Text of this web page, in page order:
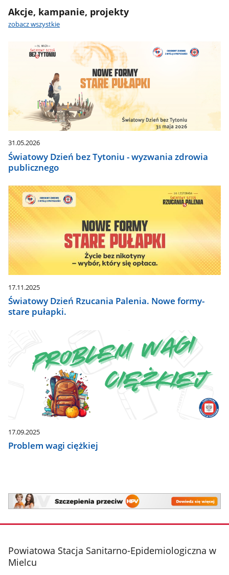
Akcje, kampanie, projekty
zobacz wszystkie
31.05.2026
Światowy Dzień bez Tytoniu - wyzwania zdrowia
publicznego
17.11.2025
Światowy Dzień Rzucania Palenia. Nowe formy-
stare pułapki.
17.09.2025
Problem wagi ciężkiej
Szczepienia
przeciw
HPV
stopka
Powiatowa Stacja Sanitarno-Epidemiologiczna w
Mielcu